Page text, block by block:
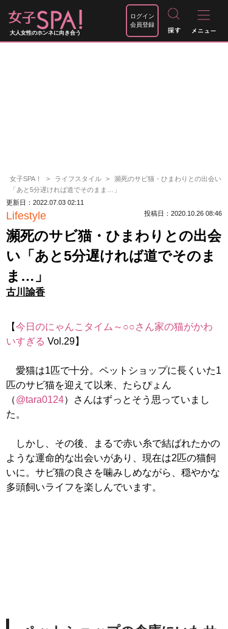
大人女性のホンネに向き合う
ログイン
会員登録
女子SPA！ ライフスタイル
瀕死のサビ猫・ひまわりとの出会い
「あと5分遅ければ道でそのまま…」
更新日：2022.07.03 02:11
Lifestyle 投稿日：2020.10.26 08:46
瀕死のサビ猫・ひまわりとの出会
い「あと5分遅ければ道でそのま
ま…」
古川諭香
【今日のにゃんこタイム～○○さん家の猫がかわ
いすぎる Vol.29】
愛猫は1匹で十分。ペットショップに長くいた1
匹のサビ猫を迎えて以来、たらぴょん
（@tara0124）さんはずっとそう思っていまし
た。
しかし、その後、まるで赤い糸で結ばれたかの
ような運命的な出会いがあり、現在は2匹の猫飼
いに。サビ猫の良さを噛みしめながら、穏やかな
多頭飼いライフを楽しんでいます。